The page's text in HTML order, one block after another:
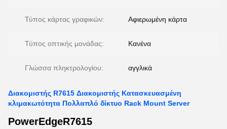
Τύπος κάρτας γραφικών: Αφιερωμένη κάρτα
Τύπος οπτικής μονάδας: Κανένα
Γλώσσα πληκτρολογίου: αγγλικά
Διακομιστής R7615 Διακομιστής Κατασκευασμένη
κλιμακωτότητα Πολλαπλό δίκτυο Rack Mount Server
PowerEdgeR7615